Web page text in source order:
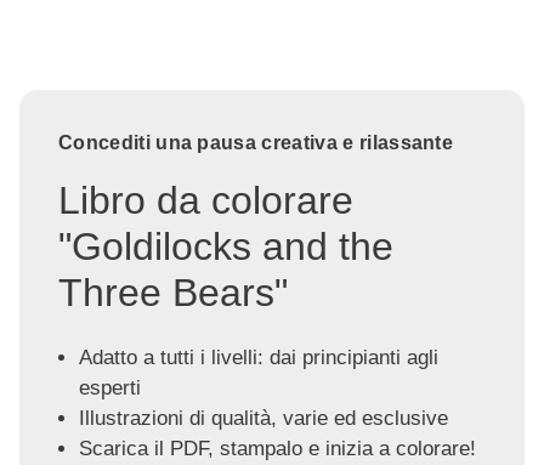
Concediti una pausa creativa e rilassante
Libro da colorare
"Goldilocks and the
Three Bears"
Adatto a tutti i livelli: dai principianti agli
esperti
Illustrazioni di qualità, varie ed esclusive
Scarica il PDF, stampalo e inizia a colorare!